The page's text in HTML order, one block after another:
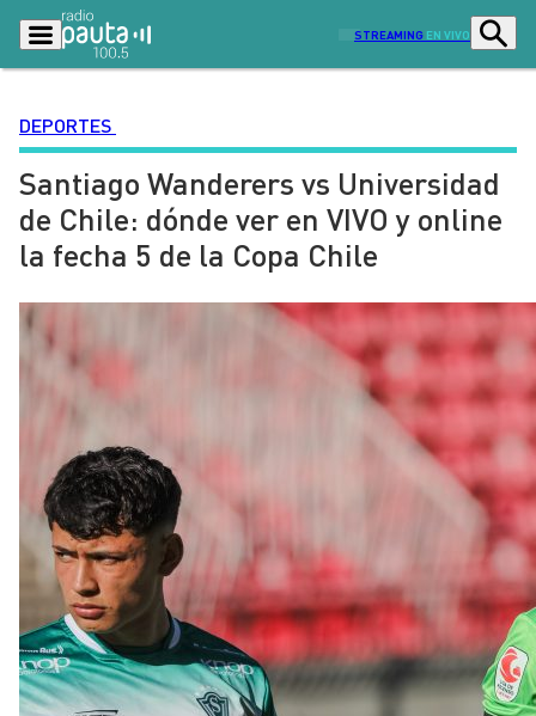
STREAMING EN VIVO
Podcasts Programas
Lo Último Actualidad
Ciudad
Sostenibilidad
Tendencias Deportes
Opinión
Dato en Pauta Señal 2
Contenido Patrocinado
DEPORTES
Santiago Wanderers vs Universidad
de Chile: dónde ver en VIVO y online
la fecha 5 de la Copa Chile